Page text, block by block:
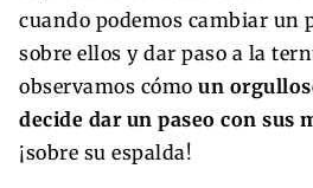
cuando podemos cambiar un
sobre ellos y dar paso a la
observamos cómo un
decide dar un paseo con sus
¡sobre su espalda!